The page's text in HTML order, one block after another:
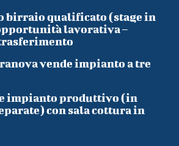
birraio qualificato (stage in
lavorativa –
vende impianto a tre
impianto produttivo (in
con sala cottura in